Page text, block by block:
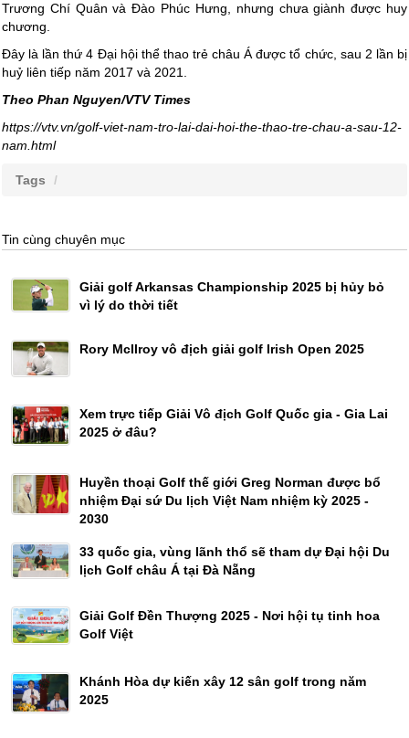
Trương Chí Quân và Đào Phúc Hưng, nhưng chưa giành được huy
chương.
Đây là lần thứ 4 Đại hội thể thao trẻ châu Á được tổ chức, sau 2 lần bị
huỷ liên tiếp năm 2017 và 2021.
Theo Phan Nguyen/VTV Times
https://vtv.vn/golf-viet-nam-tro-lai-dai-hoi-the-thao-tre-chau-a-sau-12-
nam.html
Tags
Tin cùng chuyên mục
Giải golf Arkansas Championship 2025 bị hủy bỏ
vì lý do thời tiết
Rory McIlroy vô địch giải golf Irish Open 2025
Xem trực tiếp Giải Vô địch Golf Quốc gia - Gia Lai
2025 ở đâu?
Huyền thoại Golf thế giới Greg Norman được bổ
nhiệm Đại sứ Du lịch Việt Nam nhiệm kỳ 2025 -
2030
33 quốc gia, vùng lãnh thổ sẽ tham dự Đại hội Du
lịch Golf châu Á tại Đà Nẵng
Giải Golf Đền Thượng 2025 - Nơi hội tụ tinh hoa
Golf Việt
Khánh Hòa dự kiến xây 12 sân golf trong năm
2025